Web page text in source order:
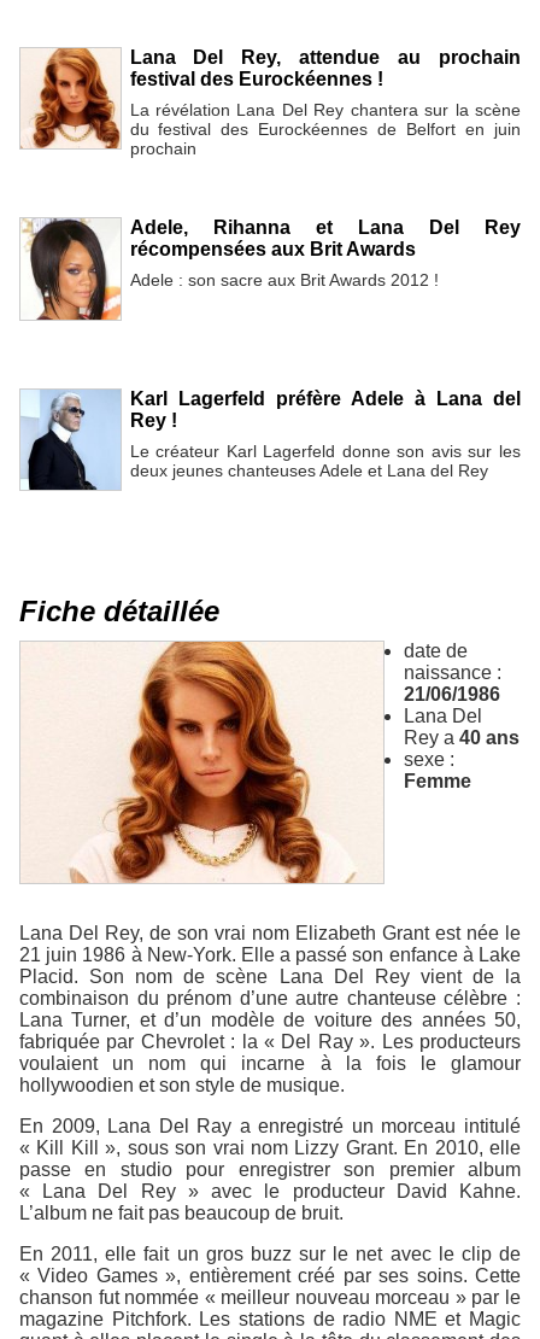
Lana Del Rey, attendue au prochain
festival des Eurockéennes !
La révélation Lana Del Rey chantera sur la scène
du festival des Eurockéennes de Belfort en juin
prochain
Adele, Rihanna et Lana Del Rey
récompensées aux Brit Awards
Adele : son sacre aux Brit Awards 2012 !
Karl Lagerfeld préfère Adele à Lana del
Rey !
Le créateur Karl Lagerfeld donne son avis sur les
deux jeunes chanteuses Adele et Lana del Rey
Fiche détaillée
date de
naissance :
21/06/1986
Lana Del
Rey a 40 ans
sexe :
Femme
Lana Del Rey, de son vrai nom Elizabeth Grant est née le
21 juin 1986 à New-York. Elle a passé son enfance à Lake
Placid. Son nom de scène Lana Del Rey vient de la
combinaison du prénom d’une autre chanteuse célèbre :
Lana Turner, et d’un modèle de voiture des années 50,
fabriquée par Chevrolet : la « Del Ray ». Les producteurs
voulaient un nom qui incarne à la fois le glamour
hollywoodien et son style de musique.
En 2009, Lana Del Ray a enregistré un morceau intitulé
« Kill Kill », sous son vrai nom Lizzy Grant. En 2010, elle
passe en studio pour enregistrer son premier album
« Lana Del Rey » avec le producteur David Kahne.
L’album ne fait pas beaucoup de bruit.
En 2011, elle fait un gros buzz sur le net avec le clip de
« Video Games », entièrement créé par ses soins. Cette
chanson fut nommée « meilleur nouveau morceau » par le
magazine Pitchfork. Les stations de radio NME et Magic